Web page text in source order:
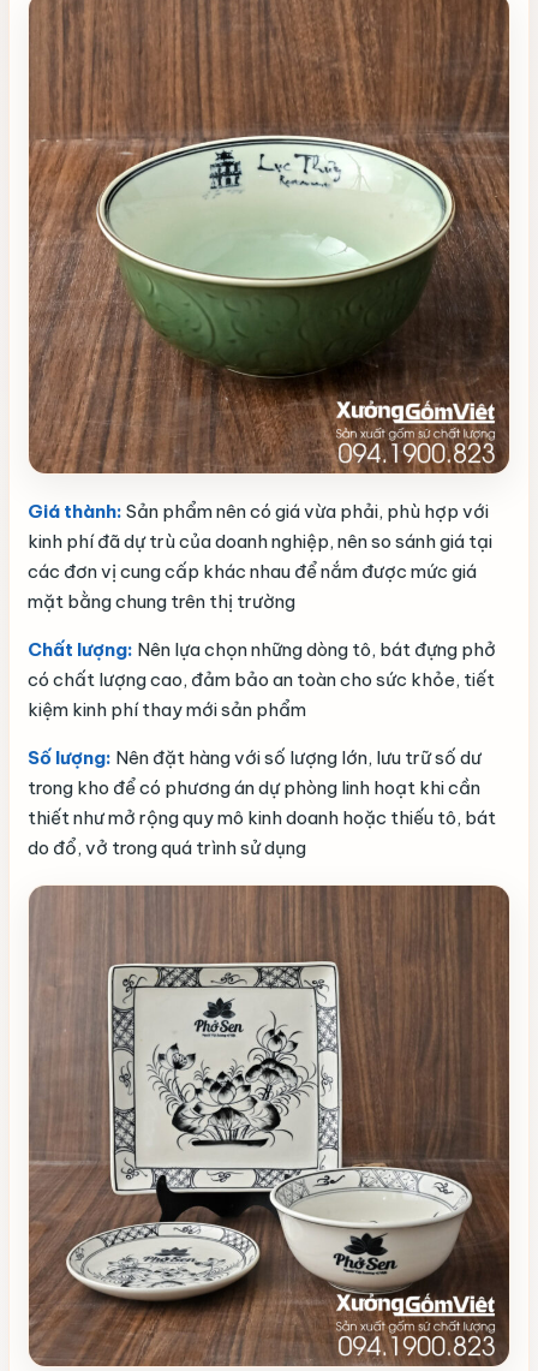
Giá thành: Sản phẩm nên có giá vừa phải, phù hợp với
kinh phí đã dự trù của doanh nghiệp, nên so sánh giá tại
các đơn vị cung cấp khác nhau để nắm được mức giá
mặt bằng chung trên thị trường
Chất lượng: Nên lựa chọn những dòng tô, bát đựng phở
có chất lượng cao, đảm bảo an toàn cho sức khỏe, tiết
kiệm kinh phí thay mới sản phẩm
Số lượng: Nên đặt hàng với số lượng lớn, lưu trữ số dư
trong kho để có phương án dự phòng linh hoạt khi cần
thiết như mở rộng quy mô kinh doanh hoặc thiếu tô, bát
do đổ, vở trong quá trình sử dụng